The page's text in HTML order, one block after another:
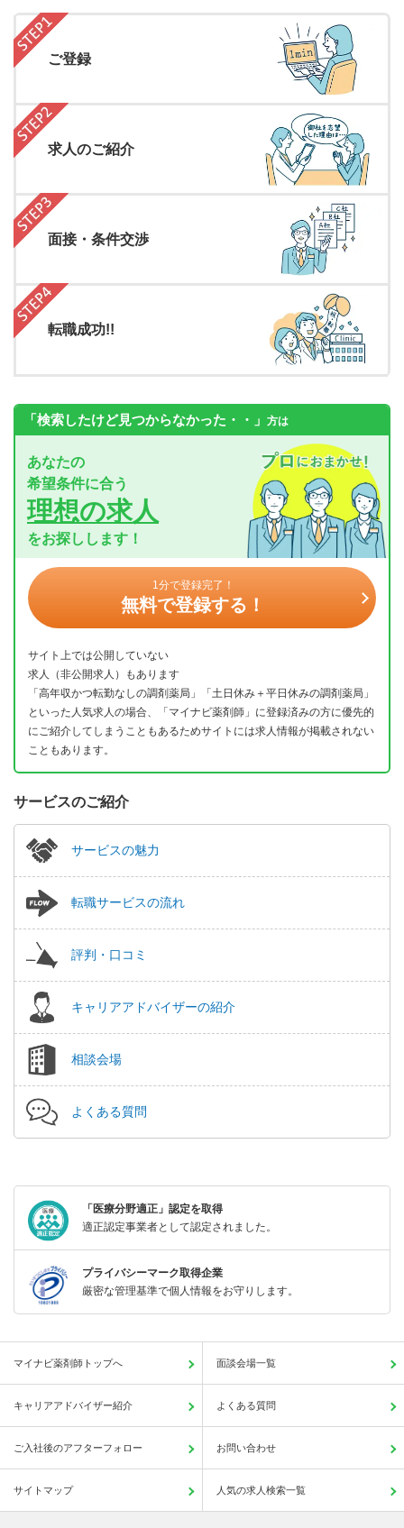
ご登録
求人のご紹介
面接・条件交渉
転職成功!!
「検索したけど見つからなかった・・」 方は
あなたの
希望条件に合う
理想の求人
をお探しします！
1分で登録完了！
無料で登録する！
サイト上では公開していない
求人（非公開求人）もあります
「高年収かつ転勤なしの調剤薬局」「土日休み＋平日休みの調剤薬局」
といった人気求人の場合、「マイナビ薬剤師」に登録済みの方に優先的
にご紹介してしまうこともあるためサイトには求人情報が掲載されない
こともあります。
サービスのご紹介
サービスの魅力
転職サービスの流れ
評判・口コミ
キャリアアドバイザーの紹介
相談会場
よくある質問
「医療分野適正」認定を取得
適正認定事業者として認定されました。
プライバシーマーク取得企業
厳密な管理基準で個人情報をお守りします。
マイナビ薬剤師トップへ 面談会場一覧
キャリアアドバイザー紹介 よくある質問
ご入社後のアフターフォロー お問い合わせ
サイトマップ 人気の求人検索一覧